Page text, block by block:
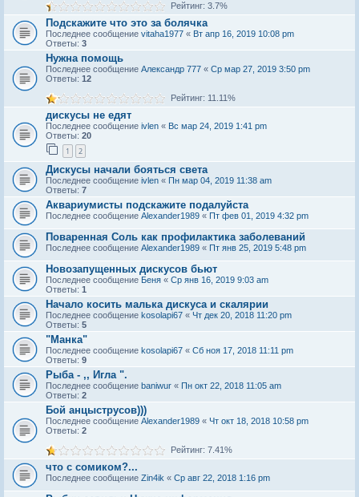
Рейтинг: 3.7%
Подскажите что это за болячка
Последнее сообщение vitaha1977 « Вт апр 16, 2019 10:08 pm
Ответы: 3
Нужна помощь
Последнее сообщение Александр 777 « Ср мар 27, 2019 3:50 pm
Ответы: 12
Рейтинг: 11.11%
дискусы не едят
Последнее сообщение ivlen « Вс мар 24, 2019 1:41 pm
Ответы: 20
1 2
Дискусы начали бояться света
Последнее сообщение ivlen « Пн мар 04, 2019 11:38 am
Ответы: 7
Аквариумисты подскажите подалуйста
Последнее сообщение Alexander1989 « Пт фев 01, 2019 4:32 pm
Поваренная Соль как профилактика заболеваний
Последнее сообщение Alexander1989 « Пт янв 25, 2019 5:48 pm
Новозапущенных дискусов бьют
Последнее сообщение Беня « Ср янв 16, 2019 9:03 am
Ответы: 1
Начало косить малька дискуса и скалярии
Последнее сообщение kosolapi67 « Чт дек 20, 2018 11:20 pm
Ответы: 5
"Манка"
Последнее сообщение kosolapi67 « Сб ноя 17, 2018 11:11 pm
Ответы: 9
Рыба - ,, Игла ".
Последнее сообщение baniwur « Пн окт 22, 2018 11:05 am
Ответы: 2
Бой анцыструсов)))
Последнее сообщение Alexander1989 « Чт окт 18, 2018 10:58 pm
Ответы: 2
Рейтинг: 7.41%
что с сомиком?...
Последнее сообщение Zin4ik « Ср авг 22, 2018 1:16 pm